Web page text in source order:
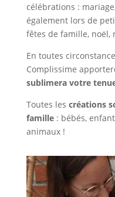
célébrations :
également lors de
fêtes de famille, noël,
En toutes
Complissime
sublimera votre
Toutes les créations
famille: bébés,
animaux !